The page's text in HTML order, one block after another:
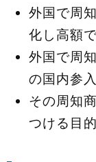
外国で周
化し高額
外国で周
の国内参
その周知
つける目的